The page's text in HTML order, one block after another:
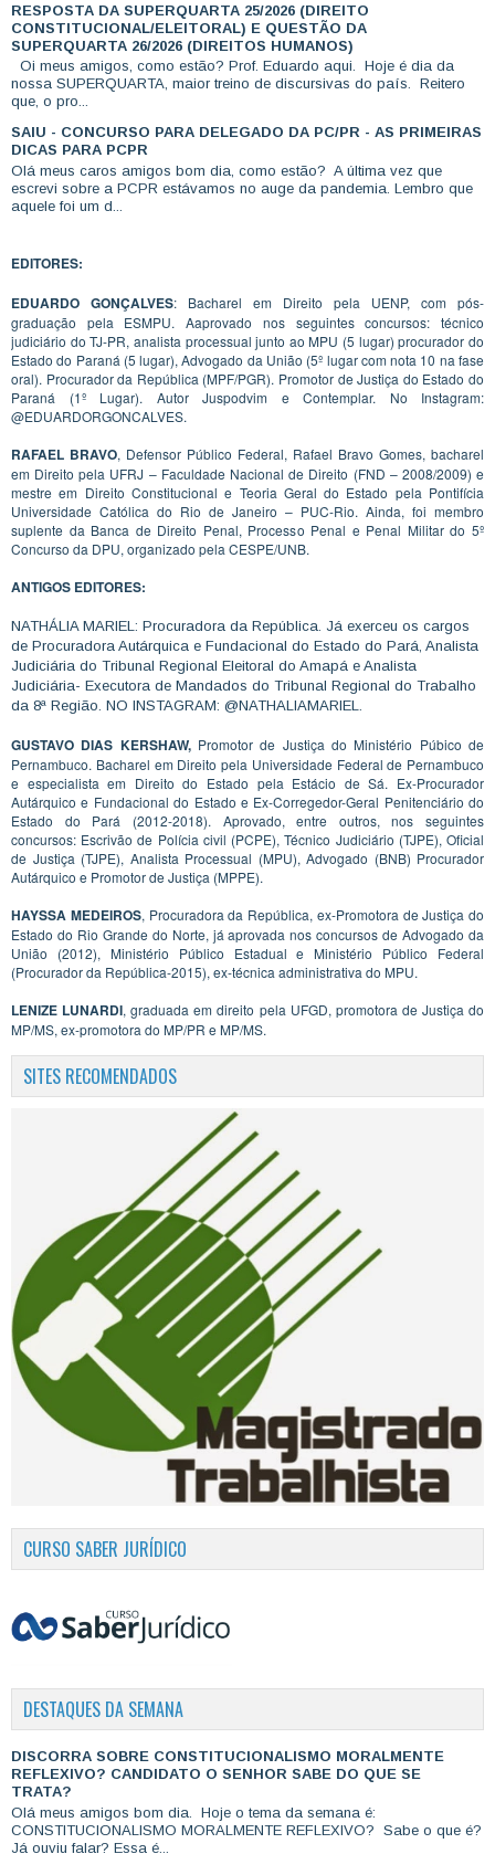
RESPOSTA DA SUPERQUARTA 25/2026 (DIREITO
CONSTITUCIONAL/ELEITORAL) E QUESTÃO DA
SUPERQUARTA 26/2026 (DIREITOS HUMANOS)
Oi meus amigos, como estão? Prof. Eduardo aqui. Hoje é dia da
nossa SUPERQUARTA, maior treino de discursivas do país. Reitero
que, o pro...
SAIU - CONCURSO PARA DELEGADO DA PC/PR - AS PRIMEIRAS
DICAS PARA PCPR
Olá meus caros amigos bom dia, como estão? A última vez que
escrevi sobre a PCPR estávamos no auge da pandemia. Lembro que
aquele foi um d...
EDITORES:
EDUARDO GONÇALVES: Bacharel em Direito pela UENP, com pós-
graduação pela ESMPU. Aaprovado nos seguintes concursos: técnico
judiciário do TJ-PR, analista processual junto ao MPU (5 lugar) procurador do
Estado do Paraná (5 lugar), Advogado da União (5º lugar com nota 10 na fase
oral). Procurador da República (MPF/PGR). Promotor de Justiça do Estado do
Paraná (1º Lugar). Autor Juspodvim e Contemplar. No Instagram:
@EDUARDORGONCALVES.
RAFAEL BRAVO, Defensor Público Federal, Rafael Bravo Gomes, bacharel
em Direito pela UFRJ – Faculdade Nacional de Direito (FND – 2008/2009) e
mestre em Direito Constitucional e Teoria Geral do Estado pela Pontifícia
Universidade Católica do Rio de Janeiro – PUC-Rio. Ainda, foi membro
suplente da Banca de Direito Penal, Processo Penal e Penal Militar do 5º
Concurso da DPU, organizado pela CESPE/UNB.
ANTIGOS EDITORES:
NATHÁLIA MARIEL: Procuradora da República. Já exerceu os cargos
de Procuradora Autárquica e Fundacional do Estado do Pará, Analista
Judiciária do Tribunal Regional Eleitoral do Amapá e Analista
Judiciária- Executora de Mandados do Tribunal Regional do Trabalho
da 8ª Região. NO INSTAGRAM: @NATHALIAMARIEL.
GUSTAVO DIAS KERSHAW, Promotor de Justiça do Ministério Púbico de
Pernambuco. Bacharel em Direito pela Universidade Federal de Pernambuco
e especialista em Direito do Estado pela Estácio de Sá. Ex-Procurador
Autárquico e Fundacional do Estado e Ex-Corregedor-Geral Penitenciário do
Estado do Pará (2012-2018). Aprovado, entre outros, nos seguintes
concursos: Escrivão de Polícia civil (PCPE), Técnico Judiciário (TJPE), Oficial
de Justiça (TJPE), Analista Processual (MPU), Advogado (BNB) Procurador
Autárquico e Promotor de Justiça (MPPE).
HAYSSA MEDEIROS, Procuradora da República, ex-Promotora de Justiça do
Estado do Rio Grande do Norte, já aprovada nos concursos de Advogado da
União (2012), Ministério Público Estadual e Ministério Público Federal
(Procurador da República-2015), ex-técnica administrativa do MPU.
LENIZE LUNARDI, graduada em direito pela UFGD, promotora de Justiça do
MP/MS, ex-promotora do MP/PR e MP/MS.
SITES RECOMENDADOS
CURSO SABER JURÍDICO
DESTAQUES DA SEMANA
DISCORRA SOBRE CONSTITUCIONALISMO MORALMENTE
REFLEXIVO? CANDIDATO O SENHOR SABE DO QUE SE
TRATA?
Olá meus amigos bom dia. Hoje o tema da semana é:
CONSTITUCIONALISMO MORALMENTE REFLEXIVO? Sabe o que é?
Já ouviu falar? Essa é...